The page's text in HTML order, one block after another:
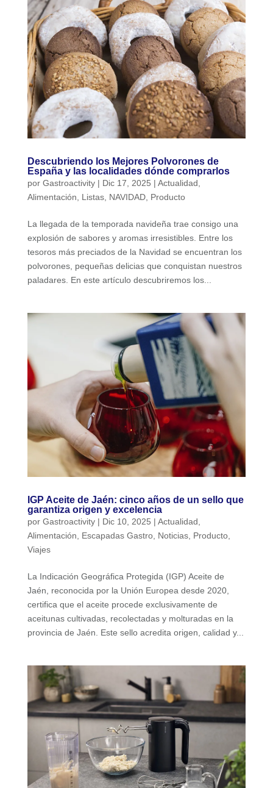
Descubriendo los Mejores Polvorones de
España y las localidades dónde comprarlos
por Gastroactivity| Dic 17, 2025 | Actualidad
Alimentación
Listas, NAVIDAD, Producto
La llegada de la temporada navideña trae consigo una
explosión de sabores y aromas irresistibles. Entre los
tesoros más preciados de la Navidad se encuentran los
polvorones, pequeñas delicias que conquistan nuestros
paladares. En este artículo descubriremos los...
IGP Aceite de Jaén: cinco años de un sello que
garantiza origen y excelencia
por Gastroactivity| Dic 10, 2025 | Actualidad
Alimentación
Escapadas Gastro, Noticias, Producto,
Viajes
La Indicación Geográfica Protegida (IGP) Aceite de
Jaén, reconocida por la Unión Europea desde 2020,
certifica que el aceite procede exclusivamente de
aceitunas cultivadas, recolectadas y molturadas en la
provincia de Jaén. Este sello acredita origen, calidad y...